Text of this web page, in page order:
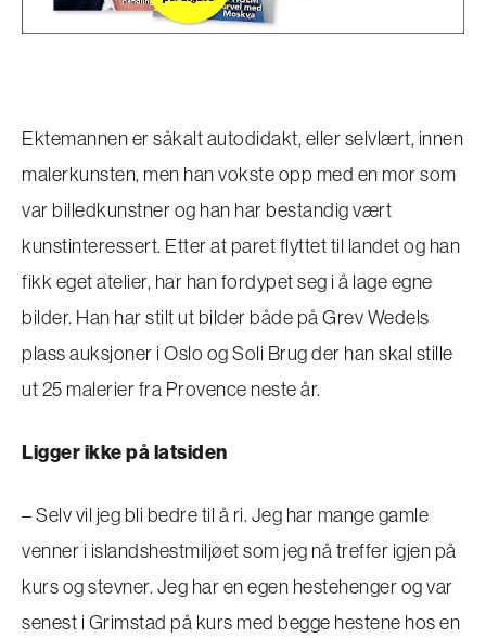
Ektemannen er såkalt autodidakt, eller selvlært, innen
malerkunsten, men han vokste opp med en mor som
var billedkunstner og han har bestandig vært
kunstinteressert. Etter at paret flyttet til landet og han
fikk eget atelier, har han fordypet seg i å lage egne
bilder. Han har stilt ut bilder både på Grev Wedels
plass auksjoner i Oslo og Soli Brug der han skal stille
ut 25 malerier fra Provence neste år.
Ligger ikke på latsiden
– Selv vil jeg bli bedre til å ri. Jeg har mange gamle
venner i islandshestmiljøet som jeg nå treffer igjen på
kurs og stevner. Jeg har en egen hestehenger og var
senest i Grimstad på kurs med begge hestene hos en